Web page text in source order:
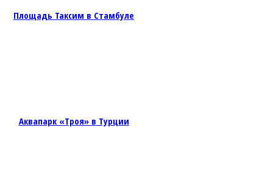
Площадь Таксим в Стамбуле
Аквапарк «Троя» в Турции